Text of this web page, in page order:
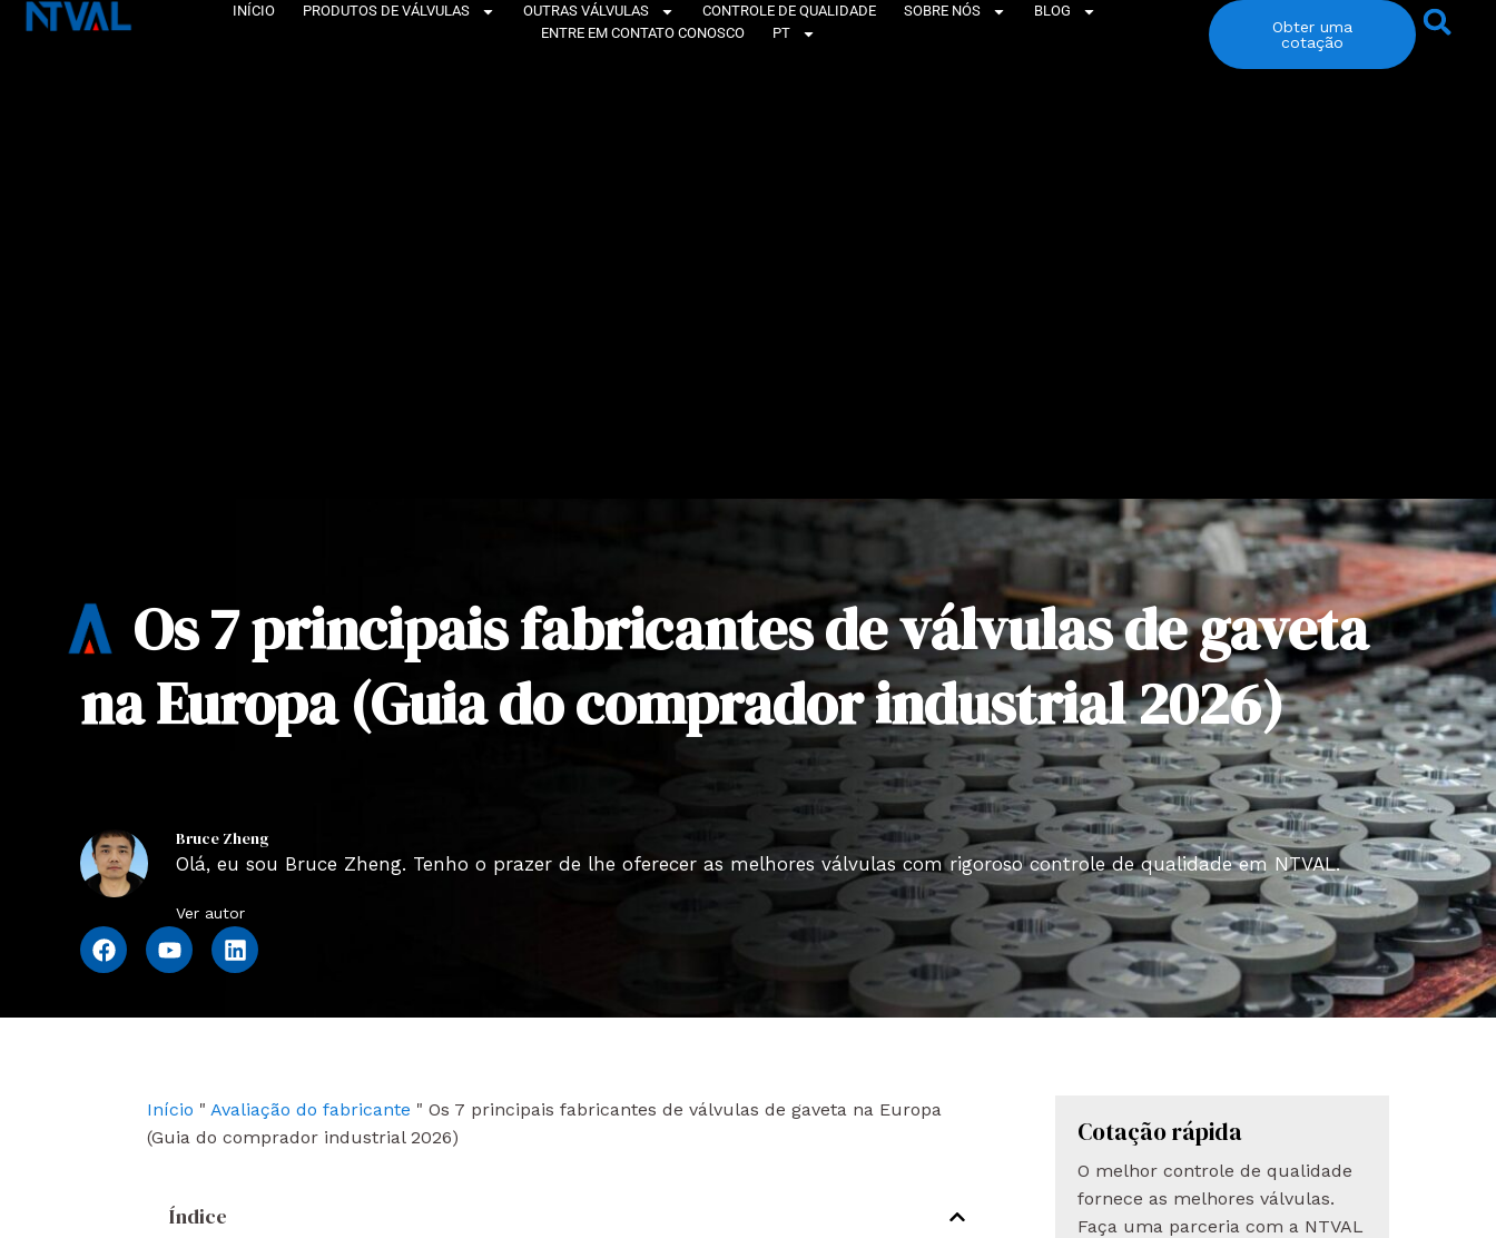
Pular
INÍCIO PRODUTOS DE VÁLVULAS OUTRAS VÁLVULAS CONTROLE DE QUALIDADE SOBRE NÓS
BLOG
ENTRE EM CONTATO CONOSCO
PT
Obter uma
cotação
Os 7 principais fabricantes de válvulas de gaveta
na Europa (Guia do comprador industrial 2026)
Bruce Zheng
Olá, eu sou Bruce Zheng. Tenho o prazer de lhe oferecer as melhores válvulas com rigoroso controle de qualidade em NTVAL.
Ver autor
F
a
Y
o
L
i
n
Início " Avaliação do fabricante " Os 7 principais fabricantes de válvulas de gaveta na Europa
(Guia do comprador industrial 2026)
Índice
Cotação rápida
O melhor controle de qualidade
fornece as melhores válvulas.
Faça uma parceria com a NTVAL